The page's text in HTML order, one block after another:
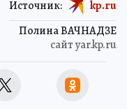
Полина ВАЧНАДЗЕ
сайт yar.kp.ru
Источник: kp.ru